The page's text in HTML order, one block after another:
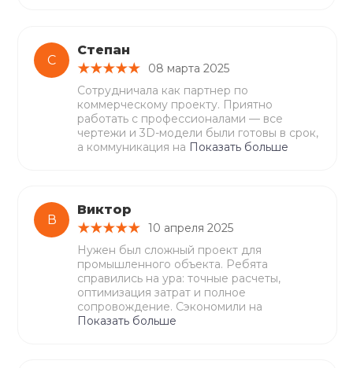
С
Степан
08 марта 2025
Сотрудничала как партнер по
коммерческому проекту. Приятно
работать с профессионалами — все
чертежи и 3D-модели были готовы в срок,
а коммуникация на Показать больше
В
Виктор
10 апреля 2025
Нужен был сложный проект для
промышленного объекта. Ребята
справились на ура: точные расчеты,
оптимизация затрат и полное
сопровождение. Сэкономили на
Показать больше